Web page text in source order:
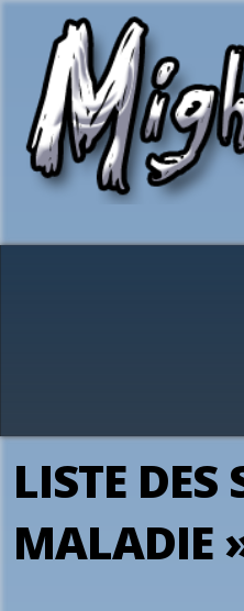
LISTE DES
MALADIE